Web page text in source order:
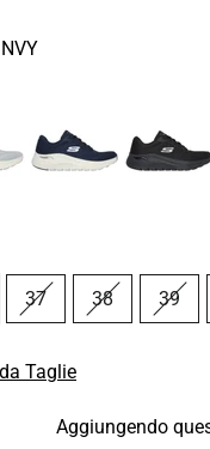
NVY
37 38 39
Taglie
Aggiungendo